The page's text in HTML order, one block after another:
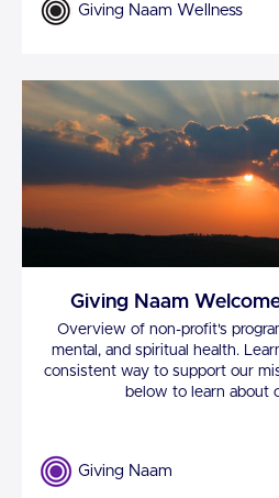
Giving Naam Wellness
Giving Naam
Overview of non-profit's
mental, and spiritual health.
consistent way to support our
below to learn about
Giving Naam